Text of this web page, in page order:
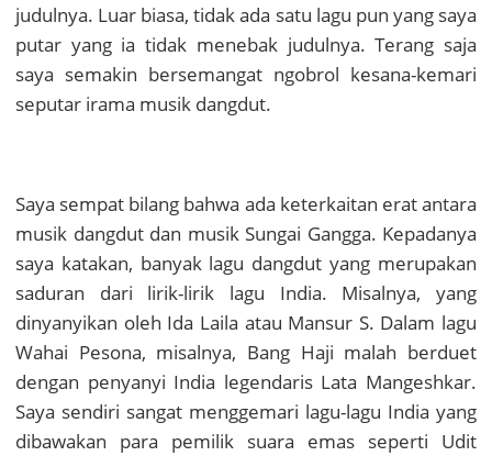
judulnya. Luar biasa, tidak ada satu lagu pun yang saya
putar yang ia tidak menebak judulnya. Terang saja
saya semakin bersemangat ngobrol kesana-kemari
seputar irama musik dangdut.
Saya sempat bilang bahwa ada keterkaitan erat antara
musik dangdut dan musik Sungai Gangga. Kepadanya
saya katakan, banyak lagu dangdut yang merupakan
saduran dari lirik-lirik lagu India. Misalnya, yang
dinyanyikan oleh Ida Laila atau Mansur S. Dalam lagu
Wahai Pesona, misalnya, Bang Haji malah berduet
dengan penyanyi India legendaris Lata Mangeshkar.
Saya sendiri sangat menggemari lagu-lagu India yang
dibawakan para pemilik suara emas seperti Udit